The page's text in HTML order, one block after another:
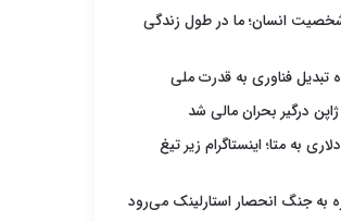
شخصیت انسان؛ ما در طول زندگی
تبدیل فناوری به قدرت ملی
درگیر بحران مالی شد
دلاری به متا؛ اینستاگرام زیر تیغ